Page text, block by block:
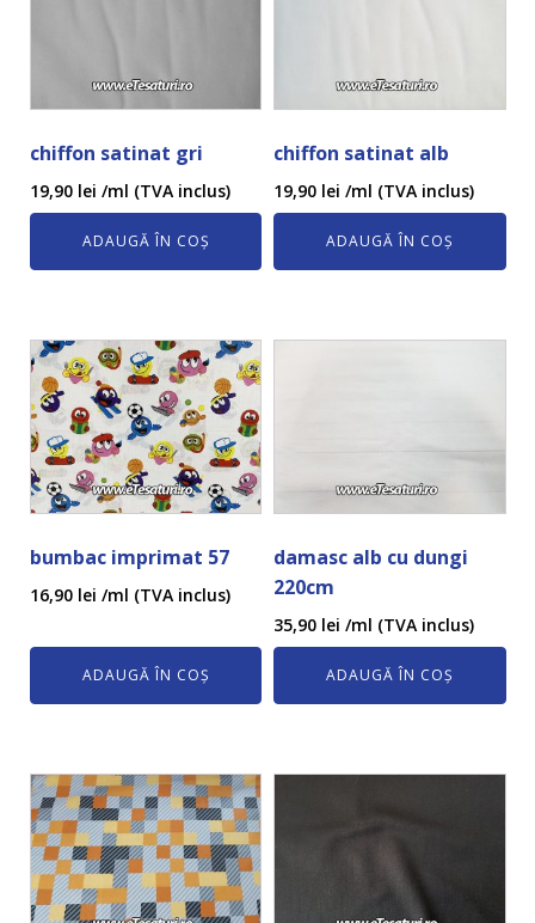
chiffon satinat gri
19,90 lei /ml (TVA inclus)
ADAUGĂ ÎN COȘ
chiffon satinat alb
19,90 lei /ml (TVA inclus)
ADAUGĂ ÎN COȘ
bumbac imprimat 57
16,90 lei /ml (TVA inclus)
ADAUGĂ ÎN COȘ
damasc alb cu dungi
220cm
35,90 lei /ml (TVA inclus)
ADAUGĂ ÎN COȘ